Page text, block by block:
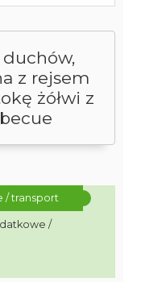
z rejsem
żółwi z
/ transport
/